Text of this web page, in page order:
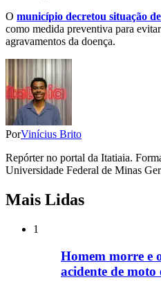
O município decretou situação
como medida preventiva para
agravamentos da doença.
PorVinícius Brito
Repórter no portal da Itatiaia.
Universidade Federal de Minas
Mais Lidas
1
Homem morre e
acidente de moto